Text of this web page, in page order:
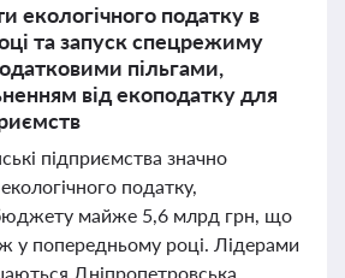
екологічного податку в
та запуск спецрежиму
пільгами,
від екоподатку для
підприємства значно
податку,
майже 5,6 млрд грн, що
у попередньому році. Лідерами
Дніпропетровська